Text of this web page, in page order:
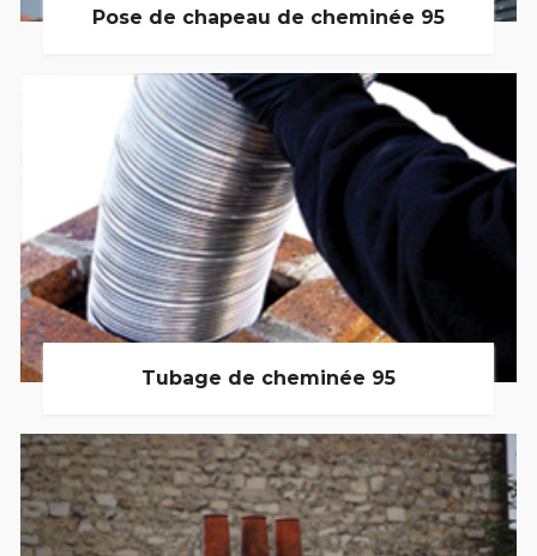
Pose de chapeau de cheminée 95
Tubage de cheminée 95